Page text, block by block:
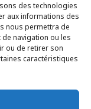
des technologies
aux informations des
nous permettra de
navigation ou les
ou de retirer son
caractéristiques